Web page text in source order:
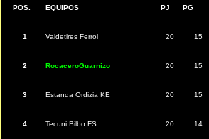
POS. EQUIPOS PJ PG
1 Valdetires Ferrol 20 15
2 RocaceroGuarnizo 20 15
3 Estanda Ordizia KE 20 15
4 Tecuni Bilbo FS 20 14